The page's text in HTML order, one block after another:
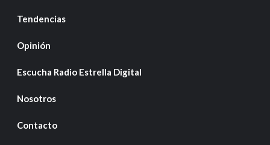
Tendencias
Opinión
Escucha Radio Estrella Digital
Nosotros
Contacto